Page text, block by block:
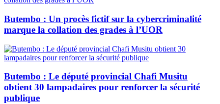
Butembo : Un procès fictif sur la cybercriminalité
marque la collation des grades à l’UOR
Butembo : Le député provincial Chafi Musitu
obtient 30 lampadaires pour renforcer la sécurité
publique